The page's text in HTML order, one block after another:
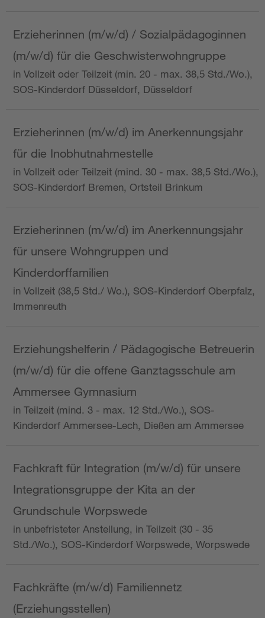
Erzieherinnen (m/w/d) / Sozialpädagoginnen
(m/w/d) für die Geschwisterwohngruppe
in Vollzeit oder Teilzeit (min. 20 - max. 38,5 Std./Wo.),
SOS-Kinderdorf Düsseldorf, Düsseldorf
Erzieherinnen (m/w/d) im Anerkennungsjahr
für die Inobhutnahmestelle
in Vollzeit oder Teilzeit (mind. 30 - max. 38,5 Std./Wo.),
SOS-Kinderdorf Bremen, Ortsteil Brinkum
Erzieherinnen (m/w/d) im Anerkennungsjahr
für unsere Wohngruppen und
Kinderdorffamilien
in Vollzeit (38,5 Std./ Wo.), SOS-Kinderdorf Oberpfalz,
Immenreuth
Erziehungshelferin / Pädagogische Betreuerin
(m/w/d) für die offene Ganztagsschule am
Ammersee Gymnasium
in Teilzeit (mind. 3 - max. 12 Std./Wo.), SOS-
Kinderdorf Ammersee-Lech, Dießen am Ammersee
Fachkraft für Integration (m/w/d) für unsere
Integrationsgruppe der Kita an der
Grundschule Worpswede
in unbefristeter Anstellung, in Teilzeit (30 - 35
Std./Wo.), SOS-Kinderdorf Worpswede, Worpswede
Fachkräfte (m/w/d) Familiennetz
(Erziehungsstellen)